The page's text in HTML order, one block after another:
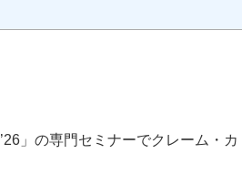
」の専門セミナーでクレーム・カ